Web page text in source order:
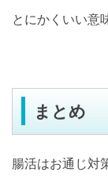
とにかくいい意
まとめ
腸活はお通じ対